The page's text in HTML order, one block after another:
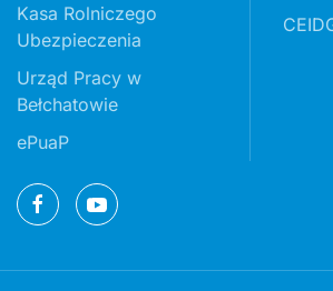
Kasa Rolniczego
Ubezpieczenia
Urząd Pracy w
Bełchatowie
ePuaP